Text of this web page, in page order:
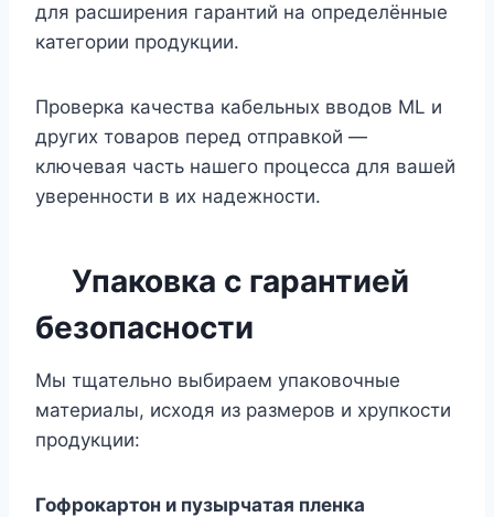
для расширения гарантий на определённые
категории продукции.
Проверка качества кабельных вводов ML и
других товаров перед отправкой —
ключевая часть нашего процесса для вашей
уверенности в их надежности.
Упаковка с гарантией
безопасности
Мы тщательно выбираем упаковочные
материалы, исходя из размеров и хрупкости
продукции:
Гофрокартон и пузырчатая пленка